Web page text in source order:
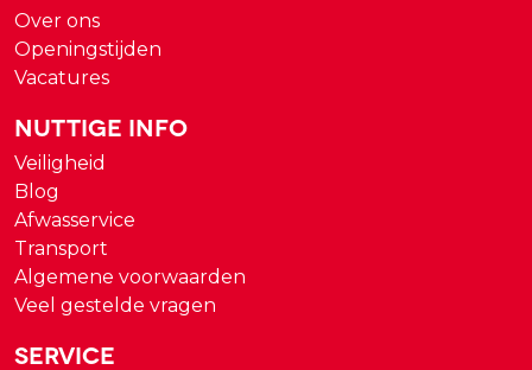
Over ons
Openingstijden
Vacatures
Nuttige Info
Veiligheid
Blog
Afwasservice
Transport
Algemene voorwaarden
Veel gestelde vragen
Service